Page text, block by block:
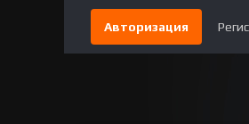
Авторизация